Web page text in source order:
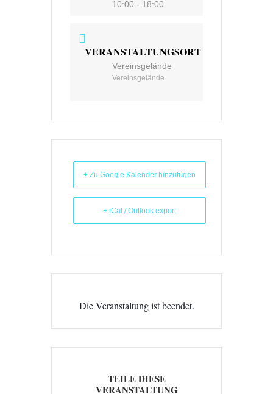
10:00 - 18:00
VERANSTALTUNGSORT
Vereinsgelände
Vereinsgelände
+ Zu Google Kalender hinzufügen
+ iCal / Outlook export
Die Veranstaltung ist beendet.
TEILE DIESE
VERANSTALTUNG